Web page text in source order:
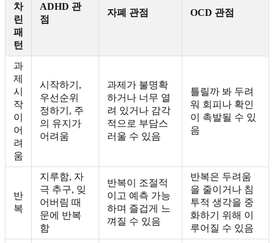
차
린
패
턴
ADHD 관
점
자폐 관점 OCD 관점
과
제
시
작
이
어
려
움
시작하기,
우선순위
정하기, 주
의 유지가
어려움
과제가 불명확
하거나 너무 열
려 있거나 감각
적으로 부담스
러울 수 있음
틀릴까 봐 두려
워 회피나 확인
이 촉발될 수 있
음
반
복
지루함, 자
극 추구, 잊
어버림 때
문에 반복
함
반복이 조절적
이고 예측 가능
하며 즐겁게 느
껴질 수 있음
반복은 두려움
을 줄이거나 침
투적 생각을 중
화하기 위해 이
루어질 수 있음